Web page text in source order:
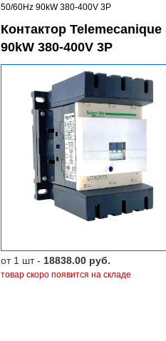
50/60Hz 90kW 380-400V 3P
Контактор
90kW 380-400V 3P
от 1 шт - 18838.00 руб.
товар скоро появится на складе